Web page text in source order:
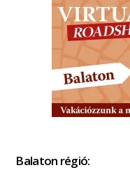
Balaton régió: